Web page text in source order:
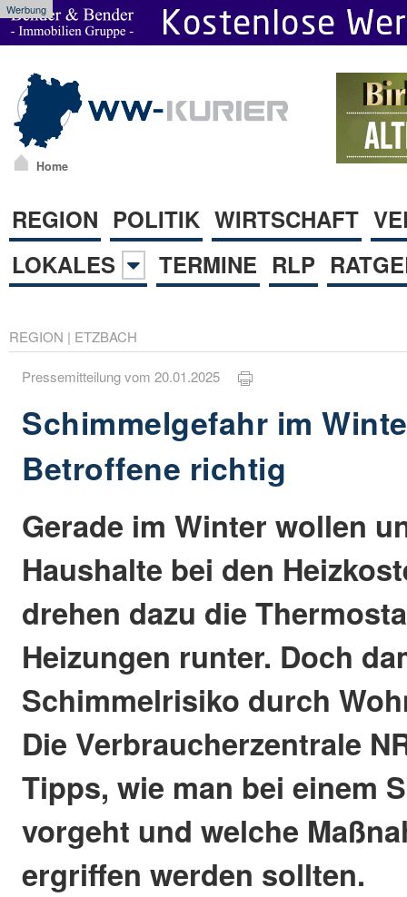
Werbung
Home
REGION POLITIK WIRTSCHAFT
LOKALES
TERMINE RLP
REGION | ETZBACH
Pressemitteilung vom 20.01.2025
Schimmelgefahr im
Betroffene richtig
Gerade im Winter wollen
Haushalte bei den
drehen dazu die
Heizungen runter. Doch
Schimmelrisiko durch
Die Verbraucherzentrale
Tipps, wie man bei einem
vorgeht und welche
ergriffen werden sollten.